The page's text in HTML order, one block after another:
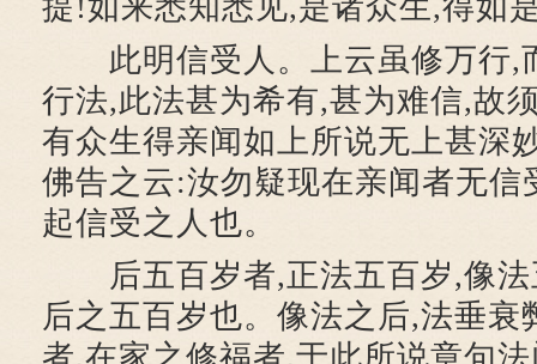
提!如来悉知悉见,是诸众生,得如
此明信受人。上云虽修万行,
行法,此法甚为希有,甚为难信,故
有众生得亲闻如上所说无上甚深
佛告之云:汝勿疑现在亲闻者无信
起信受之人也。
后五百岁者,正法五百岁,像法
后之五百岁也。像法之后,法垂衰
者,在家之修福者,于此所说章句